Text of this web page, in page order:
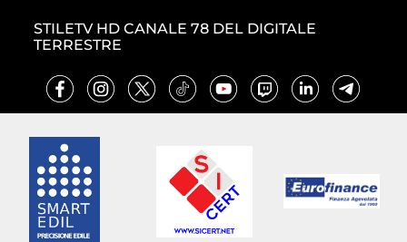
STILETV HD CANALE 78 DEL DIGITALE
TERRESTRE